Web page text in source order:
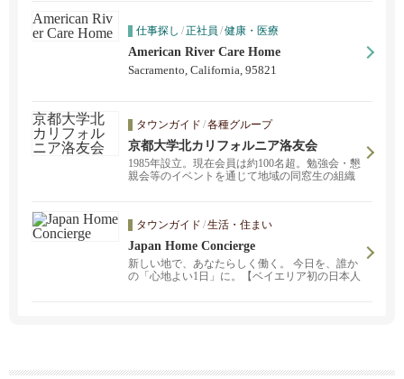
仕事探し /正社員 /健康・医療
American River Care Home
Sacramento, California, 95821
タウンガイド /各種グループ
京都大学北カリフォルニア洛友会
1985年設立。現在会員は約100名超。勉強会・懇
親会等のイベントを通じて地域の同窓生の組織
タウンガイド /生活・住まい
Japan Home Concierge
新しい地で、あなたらしく働く。 今日を、誰か
の「心地よい1日」に。【ベイエリア初の日本人